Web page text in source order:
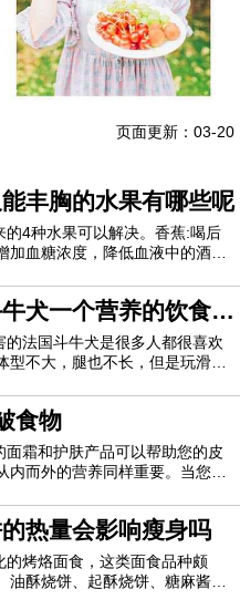
页面更新：03-20
丰胸的水果有哪些呢
的4种水果可以解决。香蕉:喝后
加血糖浓度，降低血液中的酒精
醉酒。西瓜:西瓜可以清热泻火，
西瓜：富含水和果糖、多种维
基酸，能改善中暑、发热
犬一个营养的饮食，
几方面呢
的法国斗牛犬是很多人都很喜欢
型不大，腿也不长，但是玩滑板
不是很低，要不然也不能玩滑板
我们就来看一看怎样才能给法牛
？想让它健康成长，在饮食
食物
面霜和护肤产品可以帮助您的皮
内而外的营养同样重要。当您考
饮食，适量食用。1.奇异果食用
可使皮肤更健康，更湿润，皱
的奇异果可提供60毫克以上
热量会影响瘦身吗
的烤烙面食，这类面食品种颇
油酥烧饼、起酥烧饼、糖麻酱烧